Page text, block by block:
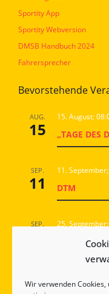
Wir verwenden
Sportity App
Sportity Webversion
DMSB Handbuch 2024
Fahrersprecher
Bevorstehende
AUG.
15
15. August;
„TAGE DES
SEP.
11
11.
DTM
SEP. 25.
DMV
7